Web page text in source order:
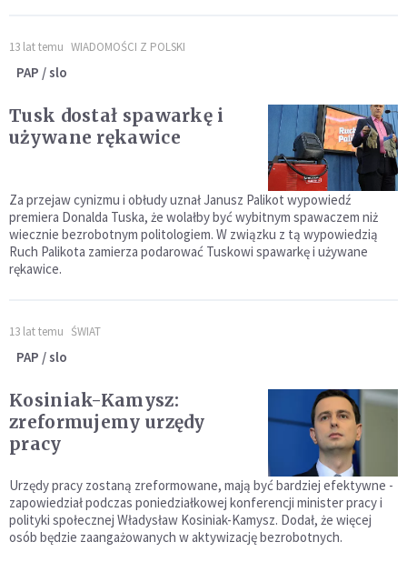
13 lat temu WIADOMOŚCI Z POLSKI
PAP / slo
Tusk dostał spawarkę i
używane rękawice
Za przejaw cynizmu i obłudy uznał Janusz Palikot wypowiedź
premiera Donalda Tuska, że wolałby być wybitnym spawaczem niż
wiecznie bezrobotnym politologiem. W związku z tą wypowiedzią
Ruch Palikota zamierza podarować Tuskowi spawarkę i używane
rękawice.
13 lat temu ŚWIAT
PAP / slo
Kosiniak-Kamysz:
zreformujemy urzędy
pracy
Urzędy pracy zostaną zreformowane, mają być bardziej efektywne -
zapowiedział podczas poniedziałkowej konferencji minister pracy i
polityki społecznej Władysław Kosiniak-Kamysz. Dodał, że więcej
osób będzie zaangażowanych w aktywizację bezrobotnych.